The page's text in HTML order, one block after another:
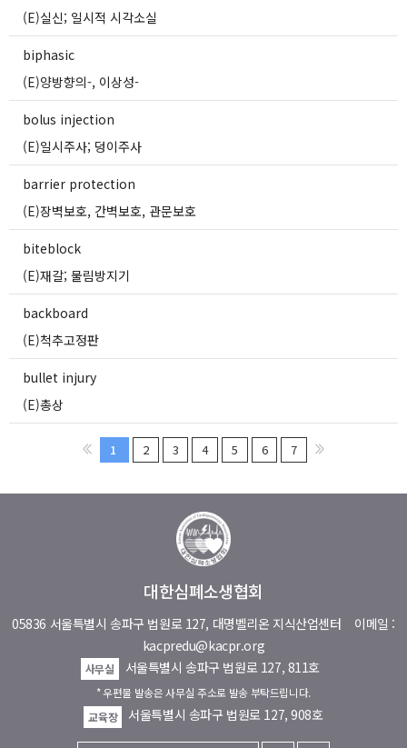
(E)실신; 일시적 시각소실
biphasic
(E)양방향의-, 이상성-
bolus injection
(E)일시주사; 덩이주사
barrier protection
(E)장벽보호, 간벽보호, 관문보호
biteblock
(E)재갈; 물림방지기
backboard
(E)척추고정판
bullet injury
(E)총상
1 2 3 4 5 6 7
대한심폐소생협회
05836 서울특별시 송파구 법원로 127, 대명벨리온 지식산업센터 이메일 :
kacpredu@kacpr.org
사무실 서울특별시 송파구 법원로 127, 811호
* 우편물 발송은 사무실 주소로 발송 부탁드립니다.
교육장
서울특별시 송파구 법원로 127, 908호